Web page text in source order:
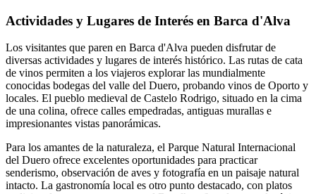
Actividades y Lugares de Interés en Barca d'Alva
Los visitantes que paren en Barca d'Alva pueden disfrutar de
diversas actividades y lugares de interés histórico. Las rutas de cata
de vinos permiten a los viajeros explorar las mundialmente
conocidas bodegas del valle del Duero, probando vinos de Oporto y
locales. El pueblo medieval de Castelo Rodrigo, situado en la cima
de una colina, ofrece calles empedradas, antiguas murallas e
impresionantes vistas panorámicas.
Para los amantes de la naturaleza, el Parque Natural Internacional
del Duero ofrece excelentes oportunidades para practicar
senderismo, observación de aves y fotografía en un paisaje natural
intacto. La gastronomía local es otro punto destacado, con platos